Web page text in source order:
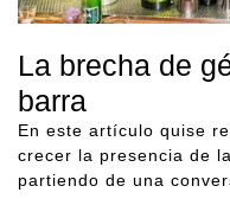
La brecha de
barra
En este artículo quise
crecer la presencia de
partiendo de una